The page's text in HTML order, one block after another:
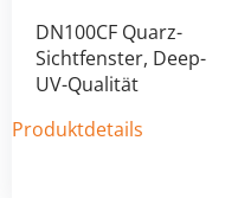
DN100CF Quarz-
Sichtfenster, Deep-
UV-Qualität
Produktdetails